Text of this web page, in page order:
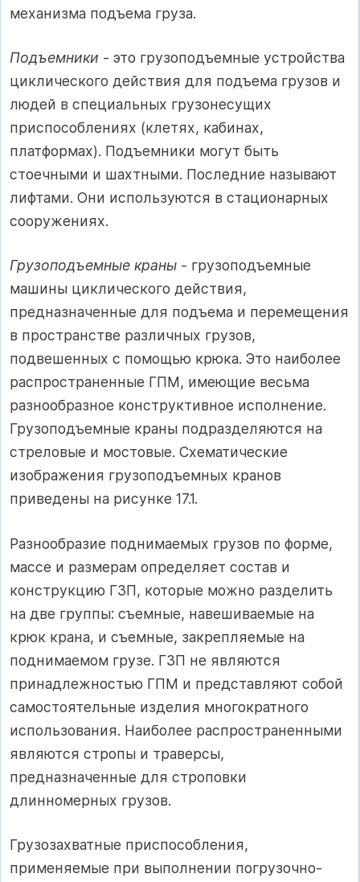
механизма подъема груза.
Подъемники - это грузоподъемные устройства
циклического действия для подъема грузов и
людей в специальных грузонесущих
приспособлениях (клетях, кабинах,
платформах). Подъемники могут быть
стоечными и шахтными. Последние называют
лифтами. Они используются в стационарных
сооружениях.
Грузоподъемные краны - грузоподъемные
машины циклического действия,
предназначенные для подъема и перемещения
в пространстве различных грузов,
подвешенных с помощью крюка. Это наиболее
распространенные ГПМ, имеющие весьма
разнообразное конструктивное исполнение.
Грузоподъемные краны подразделяются на
стреловые и мостовые. Схематические
изображения грузоподъемных кранов
приведены на рисунке 17.1.
Разнообразие поднимаемых грузов по форме,
массе и размерам определяет состав и
конструкцию ГЗП, которые можно разделить
на две группы: съемные, навешиваемые на
крюк крана, и съемные, закрепляемые на
поднимаемом грузе. ГЗП не являются
принадлежностью ГПМ и представляют собой
самостоятельные изделия многократного
использования. Наиболее распространенными
являются стропы и траверсы,
предназначенные для строповки
длинномерных грузов.
Грузозахватные приспособления,
применяемые при выполнении погрузочно-